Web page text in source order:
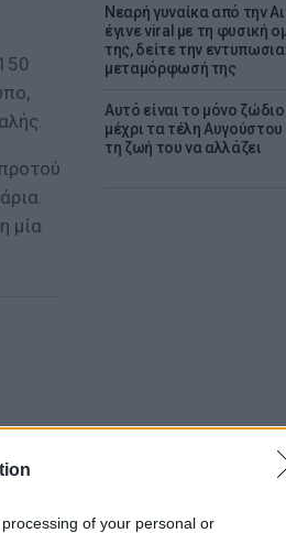
of your personal or
Νεαρή γυναίκα από την
έγινε viral με τη φυσική
της, δείτε την
μεταμόρφωσή της
Αυτό είναι το μόνο
μέχρι τα τέλη Αυγούστου
τη ζωή του να αλλάζει
μία